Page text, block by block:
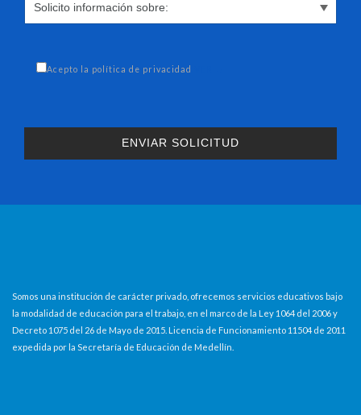
Acepto la política de privacidad
Somos una institución de carácter privado, ofrecemos servicios educativos bajo
la modalidad de educación para el trabajo, en el marco de la Ley 1064 del 2006 y
Decreto 1075 del 26 de Mayo de 2015. Licencia de Funcionamiento 11504 de 2011
expedida por la Secretaría de Educación de Medellín.